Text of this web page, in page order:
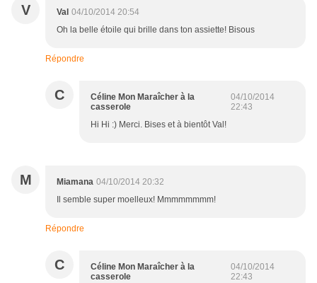
V Val 04/10/2014 20:54
Oh la belle étoile qui brille dans ton assiette! Bisous
Répondre
C
Céline Mon Maraîcher à la
casserole
04/10/2014
22:43
Hi Hi :) Merci. Bises et à bientôt Val!
M Miamana 04/10/2014 20:32
Il semble super moelleux! Mmmmmmmm!
Répondre
C
Céline Mon Maraîcher à la
casserole
04/10/2014
22:43